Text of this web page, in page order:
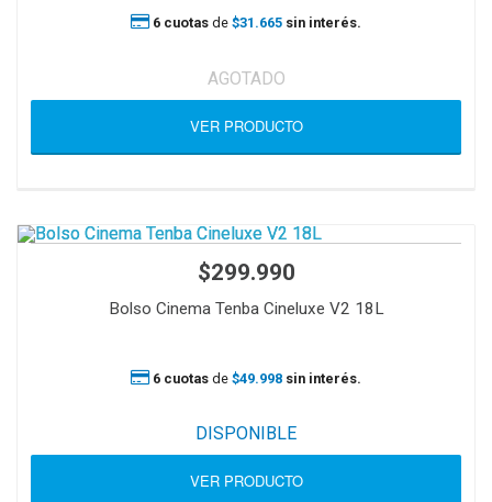
6 cuotas de $31.665 sin interés.
AGOTADO
VER PRODUCTO
$299.990
Bolso Cinema Tenba Cineluxe V2 18L
6 cuotas de $49.998 sin interés.
DISPONIBLE
VER PRODUCTO